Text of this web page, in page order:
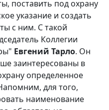
поставить под охрану
указание и создать
с ним. С такой
Коллегии
Евгений Тарло. Он
заинтересованы в
определенное
для того,
наименование